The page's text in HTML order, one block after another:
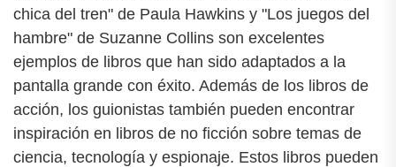
chica del tren" de Paula Hawkins y "Los juegos del
hambre" de Suzanne Collins son excelentes
ejemplos de libros que han sido adaptados a la
pantalla grande con éxito. Además de los libros de
acción, los guionistas también pueden encontrar
inspiración en libros de no ficción sobre temas de
ciencia, tecnología y espionaje. Estos libros pueden